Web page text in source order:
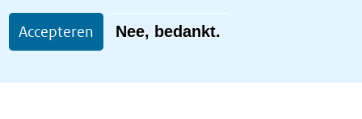
Accepteren Nee, bedankt.